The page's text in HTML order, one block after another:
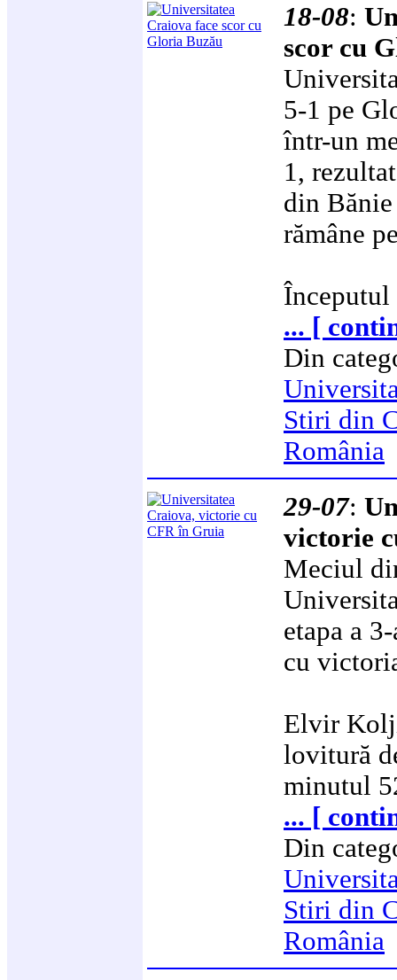
18-08:
scor cu
5-1 pe
într-un
1,
din
rămâne
Începutul
... [
Din
Stiri din
România
29-07:
victorie
Meciul
etapa a
cu
Elvir
lovitură
minutul
... [
Din
Stiri din
România